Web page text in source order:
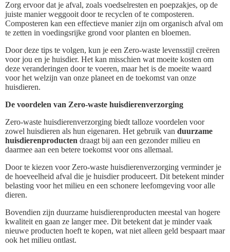
Zorg ervoor dat je afval, zoals voedselresten en poepzakjes, op de
juiste manier weggooit door te recyclen of te composteren.
Composteren kan een effectieve manier zijn om organisch afval om
te zetten in voedingsrijke grond voor planten en bloemen.
Door deze tips te volgen, kun je een Zero-waste levensstijl creëren
voor jou en je huisdier. Het kan misschien wat moeite kosten om
deze veranderingen door te voeren, maar het is de moeite waard
voor het welzijn van onze planeet en de toekomst van onze
huisdieren.
De voordelen van Zero-waste huisdierenverzorging
Zero-waste huisdierenverzorging biedt talloze voordelen voor
zowel huisdieren als hun eigenaren. Het gebruik van duurzame
huisdierenproducten draagt bij aan een gezonder milieu en
daarmee aan een betere toekomst voor ons allemaal.
Door te kiezen voor Zero-waste huisdierenverzorging verminder je
de hoeveelheid afval die je huisdier produceert. Dit betekent minder
belasting voor het milieu en een schonere leefomgeving voor alle
dieren.
Bovendien zijn duurzame huisdierenproducten meestal van hogere
kwaliteit en gaan ze langer mee. Dit betekent dat je minder vaak
nieuwe producten hoeft te kopen, wat niet alleen geld bespaart maar
ook het milieu ontlast.